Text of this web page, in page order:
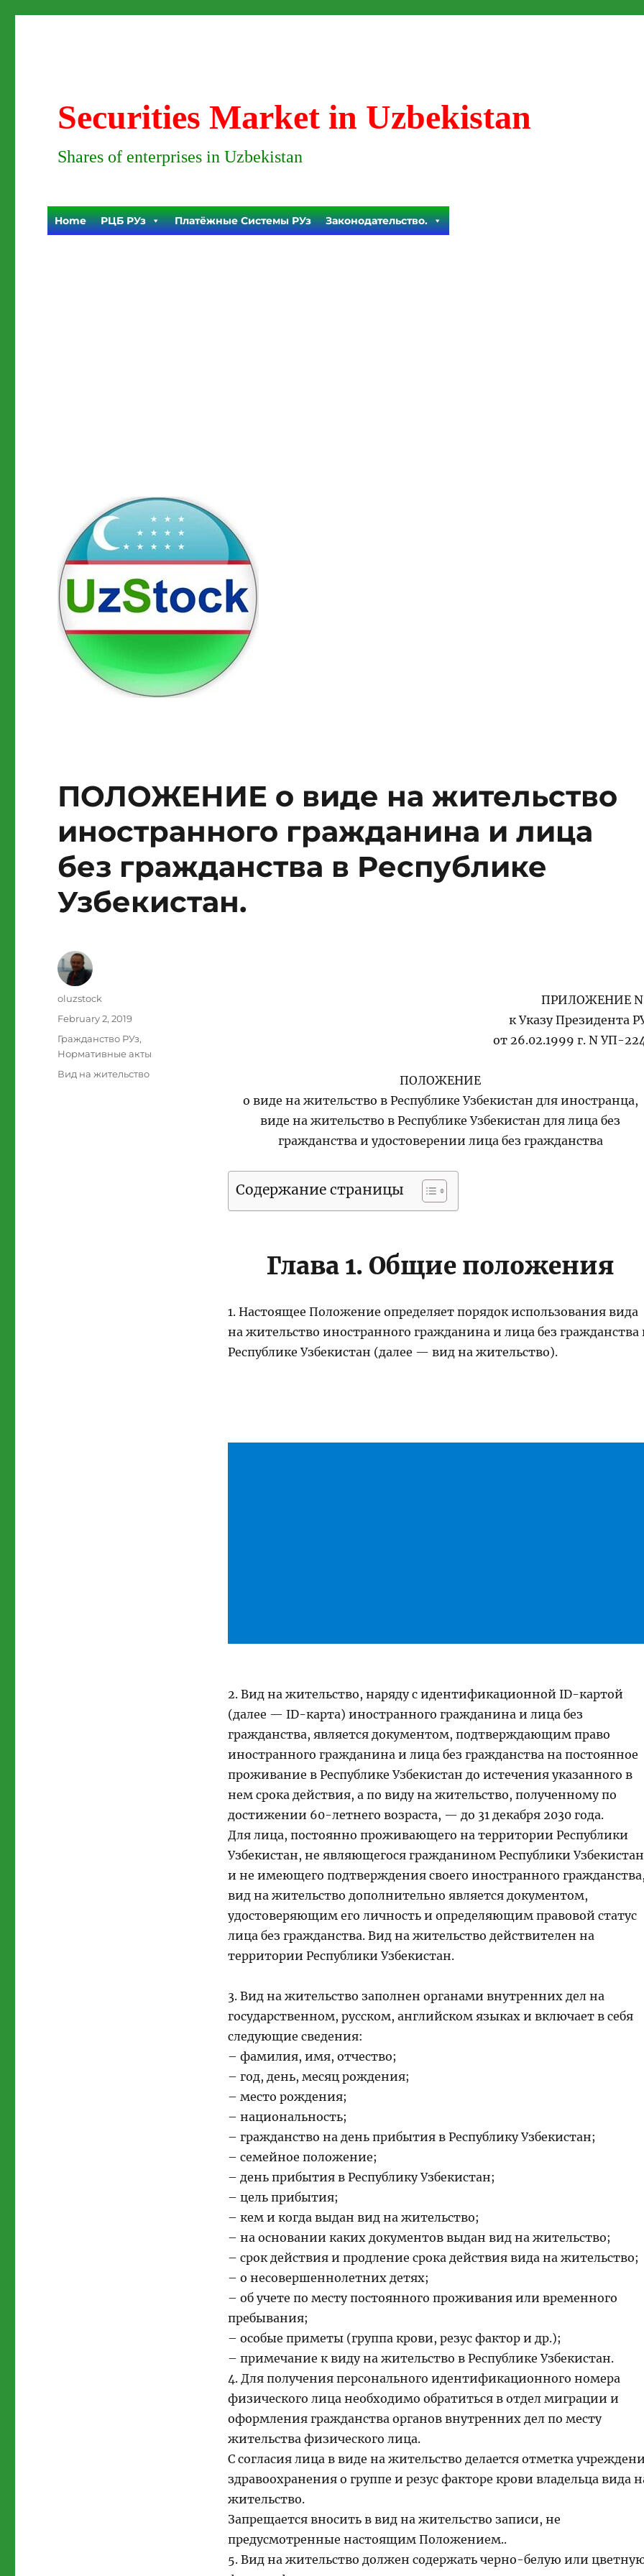
Securities Market in Uzbekistan
Shares of enterprises in Uzbekistan
Home РЦБ РУз Платёжные Системы РУз Законодательство.
ПОЛОЖЕНИЕ о виде на жительство
иностранного гражданина и лица
без гражданства в Республике
Узбекистан.
ПРИЛОЖЕНИЕ N
к Указу Президента
от 26.02.1999 г. N УП-
ПОЛОЖЕНИЕ
о виде на жительство в Республике Узбекистан для иностранца,
виде на жительство в Республике Узбекистан для лица без
гражданства и удостоверении лица без гражданства
Содержание страницы
Глава 1. Общие положения
1. Настоящее Положение определяет порядок использования вида
на жительство иностранного гражданина и лица без гражданства
Республике Узбекистан (далее — вид на жительство).
2. Вид на жительство, наряду с идентификационной ID-картой
(далее — ID-карта) иностранного гражданина и лица без
гражданства, является документом, подтверждающим право
иностранного гражданина и лица без гражданства на постоянное
проживание в Республике Узбекистан до истечения указанного в
нем срока действия, а по виду на жительство, полученному по
достижении 60-летнего возраста, — до 31 декабря 2030 года.
Для лица, постоянно проживающего на территории Республики
Узбекистан, не являющегося гражданином Республики Узбекистан
и не имеющего подтверждения своего иностранного
вид на жительство дополнительно является документом,
удостоверяющим его личность и определяющим правовой статус
лица без гражданства. Вид на жительство действителен на
территории Республики Узбекистан.
3. Вид на жительство заполнен органами внутренних дел на
государственном, русском, английском языках и включает в себя
следующие сведения:
– фамилия, имя, отчество;
– год, день, месяц рождения;
– место рождения;
– национальность;
– гражданство на день прибытия в Республику Узбекистан;
– семейное положение;
– день прибытия в Республику Узбекистан;
– цель прибытия;
– кем и когда выдан вид на жительство;
– на основании каких документов выдан вид на жительство;
– срок действия и продление срока действия вида на жительство;
– о несовершеннолетних детях;
– об учете по месту постоянного проживания или временного
пребывания;
– особые приметы (группа крови, резус фактор и др.);
– примечание к виду на жительство в Республике Узбекистан.
4. Для получения персонального идентификационного номера
физического лица необходимо обратиться в отдел миграции и
оформления гражданства органов внутренних дел по месту
жительства физического лица.
С согласия лица в виде на жительство делается отметка
здравоохранения о группе и резус факторе крови владельца вида
жительство.
Запрещается вносить в вид на жительство записи, не
предусмотренные настоящим Положением..
5. Вид на жительство должен содержать черно-белую или
Author
oluzstock
Posted
February 2, 2019
Categories
Гражданство РУз,
Нормативные акты
Tags
Вид на жительство